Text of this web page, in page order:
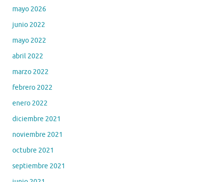
mayo 2026
junio 2022
mayo 2022
abril 2022
marzo 2022
febrero 2022
enero 2022
diciembre 2021
noviembre 2021
octubre 2021
septiembre 2021